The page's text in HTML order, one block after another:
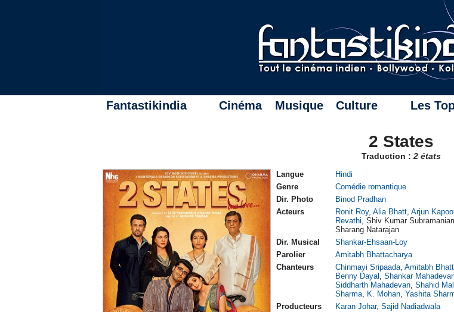
Fantastikindia Cinéma Musique Culture Les
2 States
Traduction : 2 états
Langue
Hindi
Genre
Comédie romantique
Dir. Photo
Binod Pradhan
Acteurs
Ronit Roy, Alia Bhatt Arjun
Revathi , Shiv Kumar
Sharang Natarajan
Dir. Musical
Shankar-Ehsaan-Loy
Parolier
Amitabh Bhattacharya
Chanteurs
Chinmayi Sripaada Amitabh
Benny Dayal Shankar
Siddharth Mahadevan Shahid
Sharma K. Mohan Yashita
Producteurs
Karan Johar, Sajid Nadiadwala